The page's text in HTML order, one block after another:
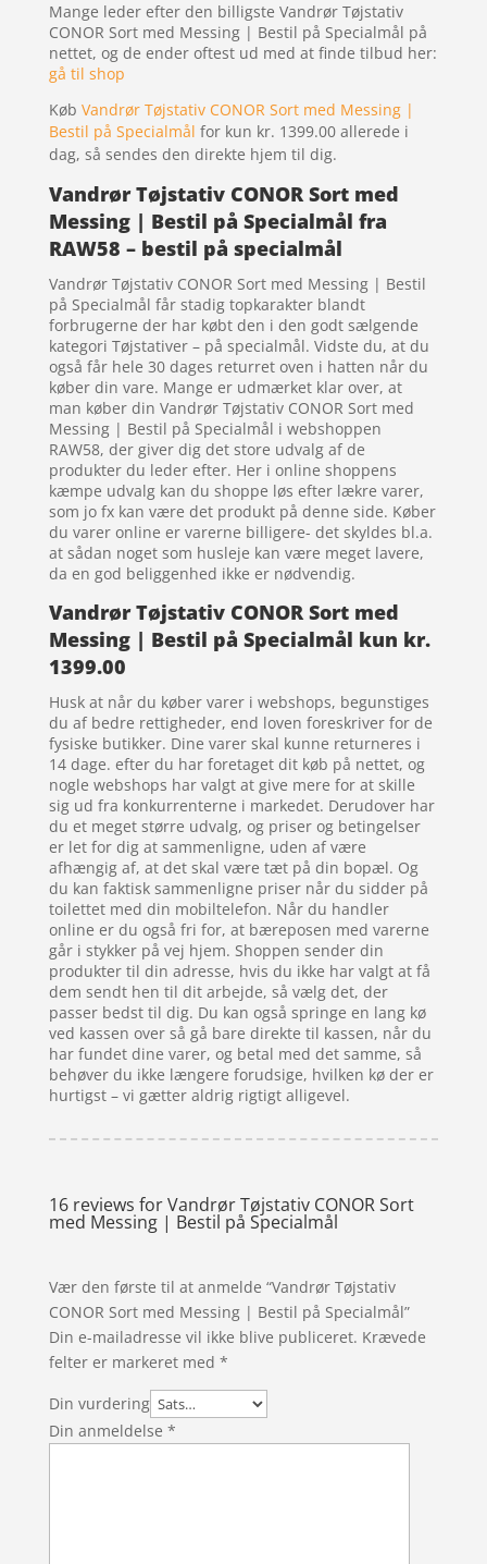
Mange leder efter den billigste Vandrør Tøjstativ
CONOR Sort med Messing | Bestil på Specialmål på
nettet, og de ender oftest ud med at finde tilbud her:
gå til shop
Køb Vandrør Tøjstativ CONOR Sort med Messing |
Bestil på Specialmål for kun kr. 1399.00 allerede i
dag, så sendes den direkte hjem til dig.
Vandrør Tøjstativ CONOR Sort med
Messing | Bestil på Specialmål fra
RAW58 – bestil på specialmål
Vandrør Tøjstativ CONOR Sort med Messing | Bestil
på Specialmål får stadig topkarakter blandt
forbrugerne der har købt den i den godt sælgende
kategori Tøjstativer – på specialmål. Vidste du, at du
også får hele 30 dages returret oven i hatten når du
køber din vare. Mange er udmærket klar over, at
man køber din Vandrør Tøjstativ CONOR Sort med
Messing | Bestil på Specialmål i webshoppen
RAW58, der giver dig det store udvalg af de
produkter du leder efter. Her i online shoppens
kæmpe udvalg kan du shoppe løs efter lækre varer,
som jo fx kan være det produkt på denne side. Køber
du varer online er varerne billigere- det skyldes bl.a.
at sådan noget som husleje kan være meget lavere,
da en god beliggenhed ikke er nødvendig.
Vandrør Tøjstativ CONOR Sort med
Messing | Bestil på Specialmål kun kr.
1399.00
Husk at når du køber varer i webshops, begunstiges
du af bedre rettigheder, end loven foreskriver for de
fysiske butikker. Dine varer skal kunne returneres i
14 dage. efter du har foretaget dit køb på nettet, og
nogle webshops har valgt at give mere for at skille
sig ud fra konkurrenterne i markedet. Derudover har
du et meget større udvalg, og priser og betingelser
er let for dig at sammenligne, uden af være
afhængig af, at det skal være tæt på din bopæl. Og
du kan faktisk sammenligne priser når du sidder på
toilettet med din mobiltelefon. Når du handler
online er du også fri for, at bæreposen med varerne
går i stykker på vej hjem. Shoppen sender din
produkter til din adresse, hvis du ikke har valgt at få
dem sendt hen til dit arbejde, så vælg det, der
passer bedst til dig. Du kan også springe en lang kø
ved kassen over så gå bare direkte til kassen, når du
har fundet dine varer, og betal med det samme, så
behøver du ikke længere forudsige, hvilken kø der er
hurtigst – vi gætter aldrig rigtigt alligevel.
16 reviews forVandrør Tøjstativ CONOR Sort
med Messing | Bestil på Specialmål
Vær den første til at anmelde “Vandrør Tøjstativ
CONOR Sort med Messing | Bestil på Specialmål”
Din e-mailadresse vil ikke blive publiceret. Krævede
felter er markeret med *
Din vurdering
Din anmeldelse *